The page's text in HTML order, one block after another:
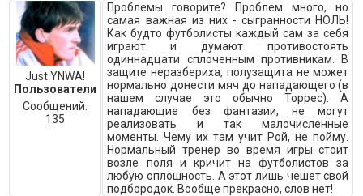
Just YNWA!
Пользователи
Сообщений:
135
Проблемы говорите? Проблем много, но
самая важная из них - сыгранности НОЛЬ!
Как будто футболисты каждый сам за себя
играют и думают противостоять
одиннадцати сплоченным противникам. В
защите неразбериха, полузащита не может
нормально донести мяч до нападающего (в
нашем случае это обычно Торрес). А
нападающие без фантазии, не могут
реализовать и так малочисленные
моменты. Чему их там учит Рой, не пойму.
Нормальный тренер во время игры стоит
возле поля и кричит на футболистов за
любую оплошность. А этот лишь чешет свой
подбородок. Вообще прекрасно, слов нет!